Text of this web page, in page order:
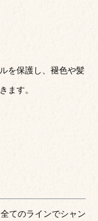
を保護し、褪色や髪
ます。
てのラインでシャン